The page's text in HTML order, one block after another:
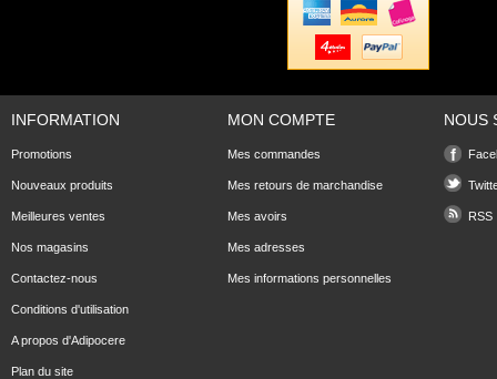
INFORMATION
Promotions
Nouveaux produits
Meilleures ventes
Nos magasins
Contactez-nous
Conditions d'utilisation
A propos d'Adipocere
Plan du site
MON COMPTE
Mes commandes
Mes retours de marchandise
Mes avoirs
Mes adresses
Mes informations personnelles
NOUS
RSS